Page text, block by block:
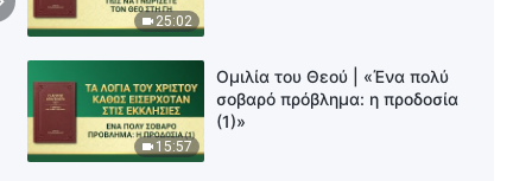
25:02
15:57
Ομιλία του Θεού | «Ένα πολύ
σοβαρό πρόβλημα: η προδοσία
(1)»